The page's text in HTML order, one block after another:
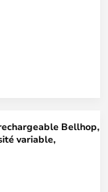
Bellhop,
variable,